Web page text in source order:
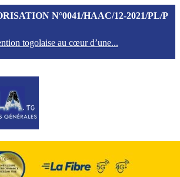
N°0041/HAAC/12-2021/PL/P
togolaise au cœur d’une...